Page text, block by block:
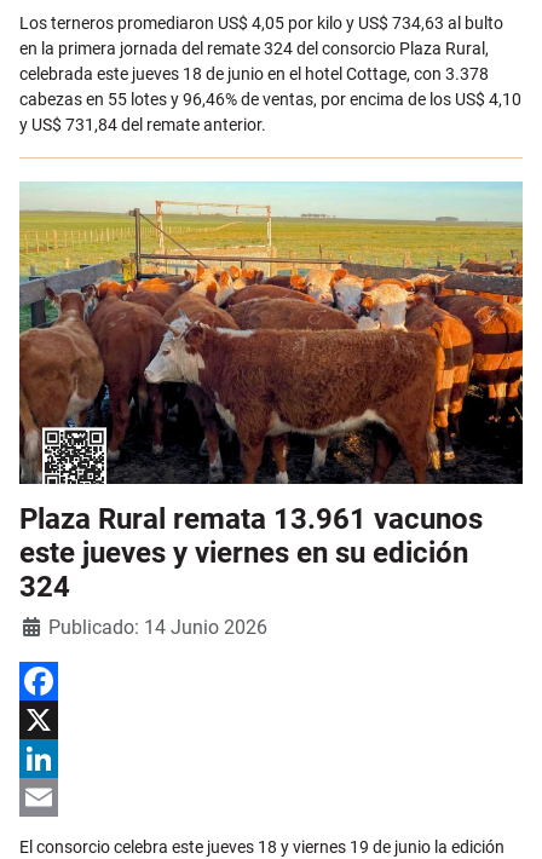
Los terneros promediaron US$ 4,05 por kilo y US$ 734,63 al bulto
en la primera jornada del remate 324 del consorcio Plaza Rural,
celebrada este jueves 18 de junio en el hotel Cottage, con 3.378
cabezas en 55 lotes y 96,46% de ventas, por encima de los US$ 4,10
y US$ 731,84 del remate anterior.
Plaza Rural remata 13.961 vacunos
este jueves y viernes en su edición
324
DetallesPublicado: 14 Junio 2026
Facebook
X
LinkedIn
Email
El consorcio celebra este jueves 18 y viernes 19 de junio la edición